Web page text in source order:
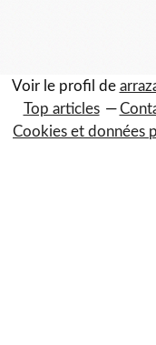
Voir le profil de
Top articles
Cookies et données